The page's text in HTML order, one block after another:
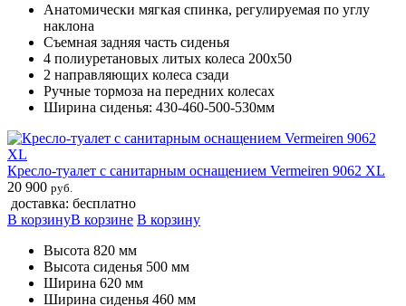
Анатомически мягкая спинка, регулируемая по углу
наклона
Съемная задняя часть сиденья
4 полиуретановых литых колеса 200х50
2 направляющих колеса сзади
Ручные тормоза на передних колесах
Ширина сиденья: 430-460-500-530мм
Кресло-туалет с санитарным оснащением Vermeiren 9062 XL
20 900 руб.
доставка: бесплатно
В корзинуВ корзине В корзину
Высота 820 мм
Высота сиденья 500 мм
Ширина 620 мм
Ширина сиденья 460 мм